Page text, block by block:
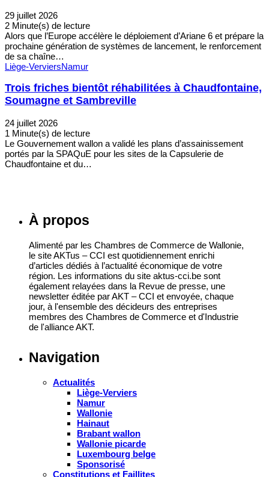
29 juillet 2026
2 Minute(s) de lecture
Alors que l’Europe accélère le déploiement d’Ariane 6 et prépare la
prochaine génération de systèmes de lancement, le renforcement
de sa chaîne…
Liège-VerviersNamur
Trois friches bientôt réhabilitées à Chaudfontaine,
Soumagne et Sambreville
24 juillet 2026
1 Minute(s) de lecture
Le Gouvernement wallon a validé les plans d’assainissement
portés par la SPAQuE pour les sites de la Capsulerie de
Chaudfontaine et du…
À propos
Alimenté par les Chambres de Commerce de Wallonie,
le site AKTus – CCI est quotidiennement enrichi
d’articles dédiés à l’actualité économique de votre
région. Les informations du site aktus-cci.be sont
également relayées dans la Revue de presse, une
newsletter éditée par AKT – CCI et envoyée, chaque
jour, à l'ensemble des décideurs des entreprises
membres des Chambres de Commerce et d'Industrie
de l'alliance AKT.
Navigation
Actualités
Liège-Verviers
Namur
Wallonie
Hainaut
Brabant wallon
Wallonie picarde
Luxembourg belge
Sponsorisé
Constitutions et Faillites